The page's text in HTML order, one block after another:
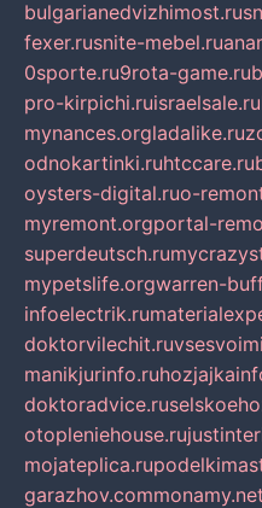
bulgarianedvizhimost.ru
fexer.rusnite-mebel.ru
0sporte.ru9rota-game.ru
pro-kirpichi.ruisraelsale.ru
mynances.orgladalike.ru
odnokartinki.ruhtccare.ru
oysters-digital.ruo-
myremont.orgportal-
superdeutsch.ru
mypetslife.orgwarren-
infoelectrik.ru
doktorvilechit.ru
manikjurinfo.ru
doktoradvice.ru
otopleniehouse.ru
mojateplica.ru
garazhov.commonamy.net